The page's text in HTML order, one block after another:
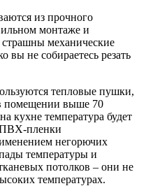
из прочного
монтаже и
механические
вы не собираетесь резать
тепловые пушки,
помещении выше 70
кухне температура будет
ПВХ-пленки
негорючих
температуры и
потолков – они не
температурах.